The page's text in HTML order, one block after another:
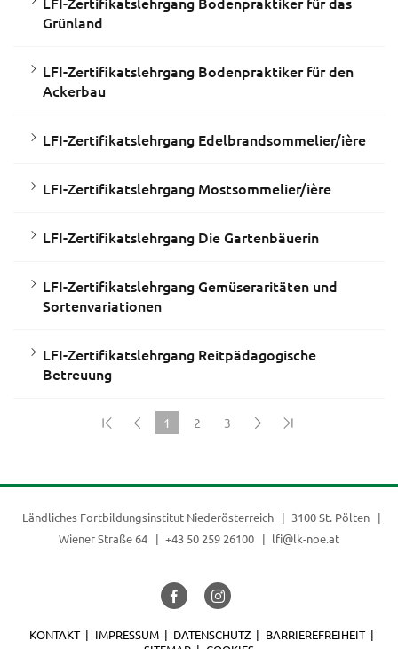
Grünland
LFI-Zertifikatslehrgang Bodenpraktiker für den
Ackerbau
LFI-Zertifikatslehrgang Edelbrandsommelier/ière
LFI-Zertifikatslehrgang Mostsommelier/ière
LFI-Zertifikatslehrgang Die Gartenbäuerin
LFI-Zertifikatslehrgang Gemüseraritäten und
Sortenvariationen
LFI-Zertifikatslehrgang Reitpädagogische
Betreuung
1
2 3
Ländliches Fortbildungsinstitut Niederösterreich
3100 St. Pölten
Wiener Straße 64
+43 50 259 26100 lfi@lk-noe.at
KONTAKT IMPRESSUM DATENSCHUTZ
BARRIEREFREIHEIT